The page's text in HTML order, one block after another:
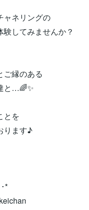
ャネリングの
験してみませんか？
ご縁のある
と…🌈✨
とを
ります♪
*